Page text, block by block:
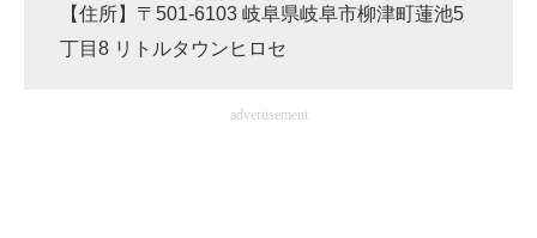
【住所】〒501-6103 岐阜県岐阜市柳津町蓮池5
丁目8 リトルタウンヒロセ
advertisement